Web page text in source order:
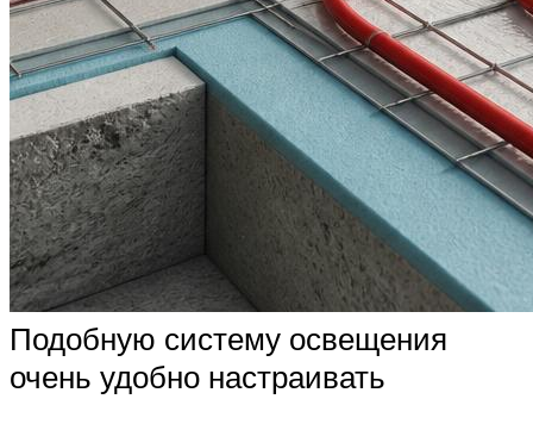
Подобную систему освещения
очень удобно настраивать